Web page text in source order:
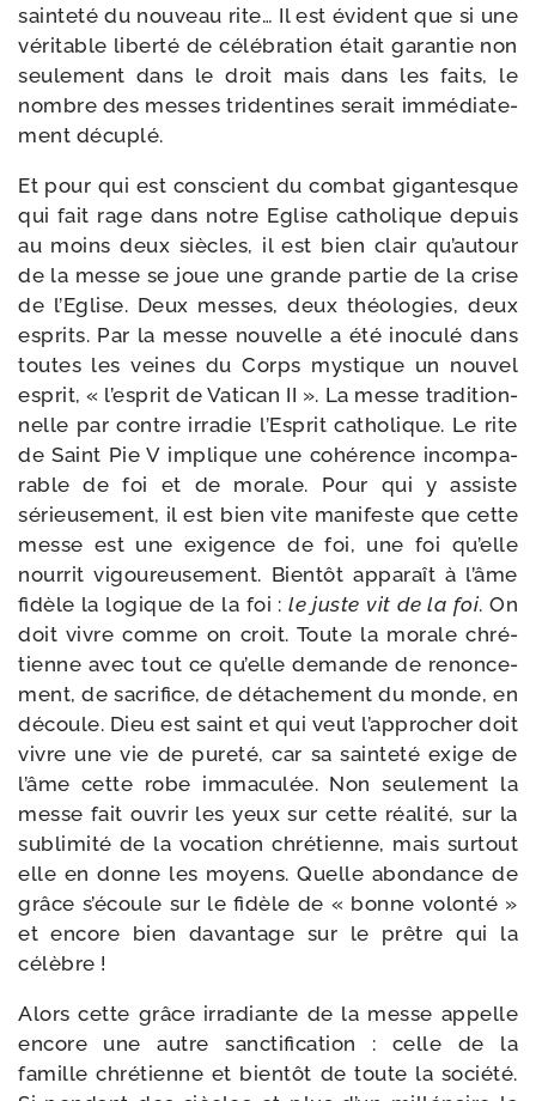
sain­te­té du nou­veau rite… Il est évident que si une
véri­table liber­té de célé­bra­tion était garan­tie non
seule­ment dans le droit mais dans les faits, le
nombre des messes tri­den­tines serait immé­dia­te­
ment décuplé.
Et pour qui est conscient du com­bat gigan­tesque
qui fait rage dans notre Eglise catho­lique depuis
au moins deux siècles, il est bien clair qu’autour
de la messe se joue une grande par­tie de la crise
de l’Eglise. Deux messes, deux théo­lo­gies, deux
esprits. Par la messe nou­velle a été ino­cu­lé dans
toutes les veines du Corps mys­tique un nou­vel
esprit, « l’esprit de Vatican II ». La messe tra­di­tion­
nelle par contre irra­die l’Esprit catho­lique. Le rite
de Saint Pie V implique une cohé­rence incom­pa­
rable de foi et de morale. Pour qui y assiste
sérieu­se­ment, il est bien vite mani­feste que cette
messe est une exi­gence de foi, une foi qu’elle
nour­rit vigou­reu­se­ment. Bientôt appa­raît à l’âme
fidèle la logique de la foi :le juste vit de la foi. On
doit vivre comme on croit. Toute la morale chré­
tienne avec tout ce qu’elle demande de renon­ce­
ment, de sacri­fice, de déta­che­ment du monde, en
découle. Dieu est saint et qui veut l’approcher doit
vivre une vie de pure­té, car sa sain­te­té exige de
l’âme cette robe imma­cu­lée. Non seule­ment la
messe fait ouvrir les yeux sur cette réa­li­té, sur la
subli­mi­té de la voca­tion chré­tienne, mais sur­tout
elle en donne les moyens. Quelle abon­dance de
grâce s’écoule sur le fidèle de « bonne volon­té »
et encore bien davan­tage sur le prêtre qui la
célèbre !
Alors cette grâce irra­diante de la messe appelle
encore une autre sanc­ti­fi­ca­tion : celle de la
famille chré­tienne et bien­tôt de toute la socié­té.